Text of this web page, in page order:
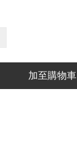
加至購物車